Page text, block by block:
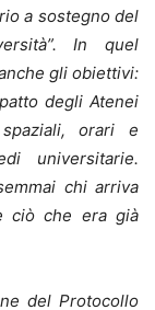
a sostegno del
In quel
gli obiettivi:
degli Atenei
orari e
universitarie.
chi arriva
ciò che era già
del Protocollo